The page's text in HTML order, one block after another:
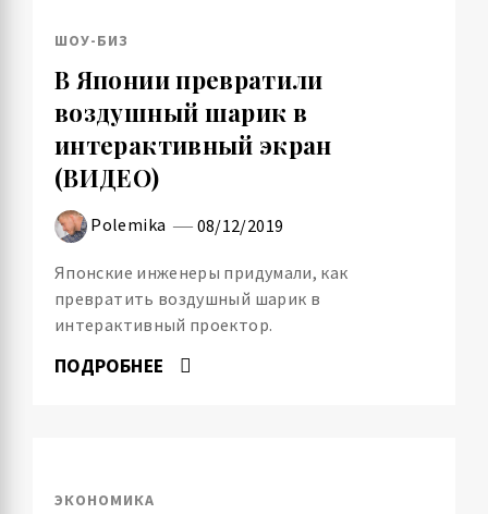
ШОУ-БИЗ
В Японии превратили
воздушный шарик в
интерактивный экран
(ВИДЕО)
Polemika 08/12/2019
Японские инженеры придумали, как
превратить воздушный шарик в
интерактивный проектор.
ПОДРОБНЕЕ
ЭКОНОМИКА